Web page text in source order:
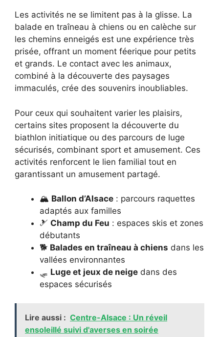
Les activités ne se limitent pas à la glisse. La
balade en traîneau à chiens ou en calèche sur
les chemins enneigés est une expérience très
prisée, offrant un moment féerique pour petits
et grands. Le contact avec les animaux,
combiné à la découverte des paysages
immaculés, crée des souvenirs inoubliables.
Pour ceux qui souhaitent varier les plaisirs,
certains sites proposent la découverte du
biathlon initiatique ou des parcours de luge
sécurisés, combinant sport et amusement. Ces
activités renforcent le lien familial tout en
garantissant un amusement partagé.
🏔️ Ballon d’Alsace : parcours raquettes
adaptés aux familles
🎿 Champ du Feu : espaces skis et zones
débutants
🐕 Balades en traîneau à chiens dans les
vallées environnantes
🛷 Luge et jeux de neige dans des
espaces sécurisés
Lire aussi : Centre-Alsace : Un réveil
ensoleillé suivi d'averses en soirée